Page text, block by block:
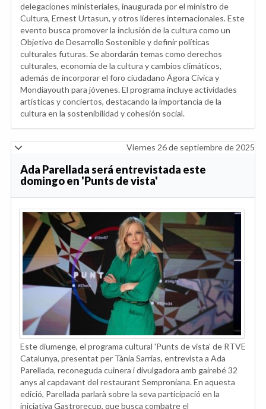
delegaciones ministeriales, inaugurada por el ministro de
Cultura, Ernest Urtasun, y otros líderes internacionales. Este
evento busca promover la inclusión de la cultura como un
Objetivo de Desarrollo Sostenible y definir políticas
culturales futuras. Se abordarán temas como derechos
culturales, economía de la cultura y cambios climáticos,
además de incorporar el foro ciudadano Ágora Cívica y
Mondiayouth para jóvenes. El programa incluye actividades
artísticas y conciertos, destacando la importancia de la
cultura en la sostenibilidad y cohesión social.
Viernes 26 de septiembre de 2025
Ada Parellada será entrevistada este
domingo en 'Punts de vista'
Este diumenge, el programa cultural 'Punts de vista' de RTVE
Catalunya, presentat per Tània Sarrias, entrevista a Ada
Parellada, reconeguda cuinera i divulgadora amb gairebé 32
anys al capdavant del restaurant Semproniana. En aquesta
edició, Parellada parlarà sobre la seva participació en la
iniciativa Gastrorecup, que busca combatre el